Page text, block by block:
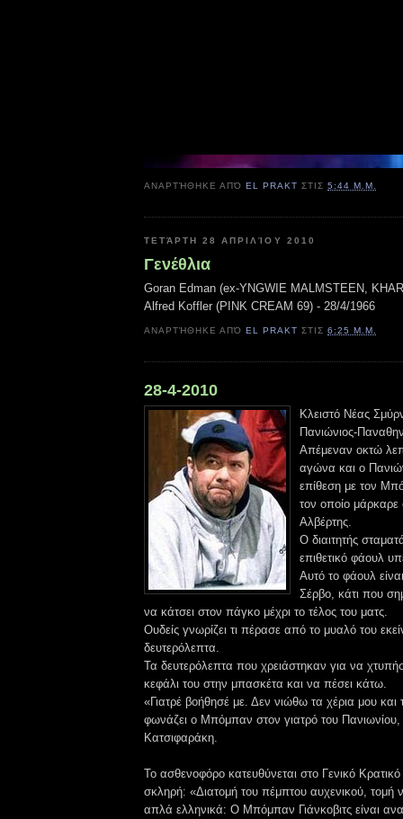
ΑΝΑΡΤΉΘΗΚΕ ΑΠΌEL PRAKT ΣΤΙΣ5:44 Μ.Μ.
ΤΕΤΆΡΤΗ 28 ΑΠΡΙΛΊΟΥ 2010
Γενέθλια
Goran Edman (ex-YNGWIE MALMSTEEN,
Alfred Koffler (PINK CREAM 69) - 28/4/1966
ΑΝΑΡΤΉΘΗΚΕ ΑΠΌEL PRAKT ΣΤΙΣ6:25 Μ.Μ.
28-4-2010
Κλειστό Νέας
Πανιώνιος-
Απέμεναν οκτώ
αγώνα και ο
επίθεση με τον
τον οποίο
Αλβέρτης.
Ο διαιτητής
επιθετικό φάουλ
Αυτό το φάουλ
Σέρβο, κάτι που
να κάτσει στον πάγκο μέχρι το τέλος του ματς.
Ουδείς γνωρίζει τι πέρασε από το μυαλό του
δευτερόλεπτα.
Τα δευτερόλεπτα που χρειάστηκαν για να
κεφάλι του στην μπασκέτα και να πέσει κάτω.
«Γιατρέ βοήθησέ με. Δεν νιώθω τα χέρια μου
φωνάζει ο Μπόμπαν στον γιατρό του Πανιωνίου,
Κατσιφαράκη.
Το ασθενοφόρο κατευθύνεται στο Γενικό
σκληρή: «Διατομή του πέμπτου αυχενικού, τομή
απλά ελληνικά: Ο Μπόμπαν Γιάνκοβιτς είναι